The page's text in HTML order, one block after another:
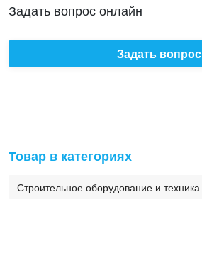
Задать вопрос онлайн
Задать вопрос
Товар в категориях
Строительное оборудование и техника